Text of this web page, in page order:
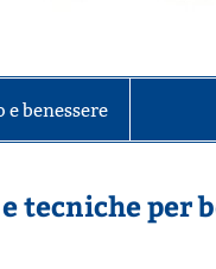
e benessere
tecniche per